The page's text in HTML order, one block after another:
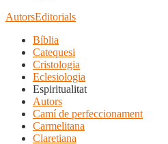
AutorsEditorials
Bíblia
Catequesi
Cristologia
Eclesiologia
Espiritualitat
Autors
Camí de perfeccionament
Carmelitana
Claretiana